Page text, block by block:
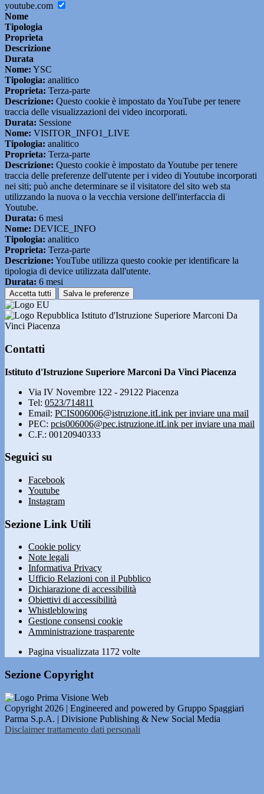
youtube.com
Nome
Tipologia
Proprieta
Descrizione
Durata
Nome: YSC
Tipologia: analitico
Proprieta: Terza-parte
Descrizione: Questo cookie è impostato da YouTube per tenere
traccia delle visualizzazioni dei video incorporati.
Durata: Sessione
Nome: VISITOR_INFO1_LIVE
Tipologia: analitico
Proprieta: Terza-parte
Descrizione: Questo cookie è impostato da Youtube per tenere
traccia delle preferenze dell'utente per i video di Youtube incorporati
nei siti; può anche determinare se il visitatore del sito web sta
utilizzando la nuova o la vecchia versione dell'interfaccia di
Youtube.
Durata: 6 mesi
Nome: DEVICE_INFO
Tipologia: analitico
Proprieta: Terza-parte
Descrizione: YouTube utilizza questo cookie per identificare la
tipologia di device utilizzata dall'utente.
Durata: 6 mesi
Accetta tutti Salva le preferenze
Istituto d'Istruzione Superiore Marconi Da
Vinci Piacenza
Contatti
Istituto d'Istruzione Superiore Marconi Da Vinci Piacenza
Via IV Novembre 122 - 29122 Piacenza
Tel: 0523/714811
Email: PCIS006006@istruzione.itLink per inviare una mail
PEC: pcis006006@pec.istruzione.itLink per inviare una mail
C.F.: 00120940333
Seguici su
Facebook
Youtube
Instagram
Sezione Link Utili
Cookie policy
Note legali
Informativa Privacy
Ufficio Relazioni con il Pubblico
Dichiarazione di accessibilità
Obiettivi di accessibilità
Whistleblowing
Gestione consensi cookie
Amministrazione trasparente
Pagina visualizzata 1172 volte
Sezione Copyright
Copyright 2026 | Engineered and powered by Gruppo Spaggiari
Parma S.p.A. | Divisione Publishing & New Social Media
Disclaimer trattamento dati personali